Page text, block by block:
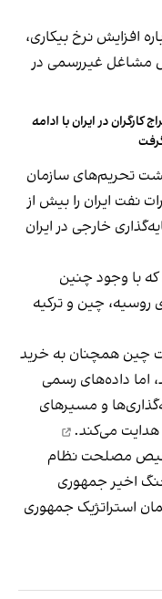
افزایش نرخ بیکاری،
مشاغل غیررسمی در
کارگران در ایران با ادامه
تحریم‌های سازمان
نفت ایران را بیش از
خارجی در ایران
با وجود چنین
چین و ترکیه
چین همچنان به خرید
اما داده‌های رسمی
و مسیرهای
هدایت می‌کند.
مصلحت نظام
اخیر جمهوری
استراتژیک جمهوری